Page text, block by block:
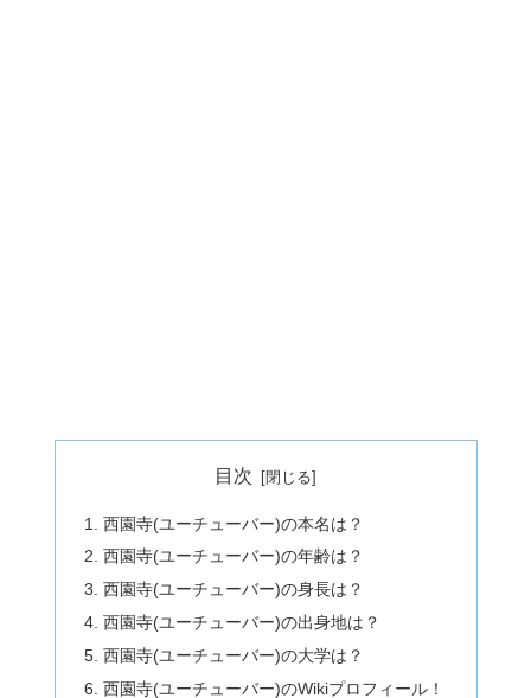
目次
西園寺(ユーチューバー)の本名は？
西園寺(ユーチューバー)の年齢は？
西園寺(ユーチューバー)の身長は？
西園寺(ユーチューバー)の出身地は？
西園寺(ユーチューバー)の大学は？
西園寺(ユーチューバー)のWikiプロフィール！